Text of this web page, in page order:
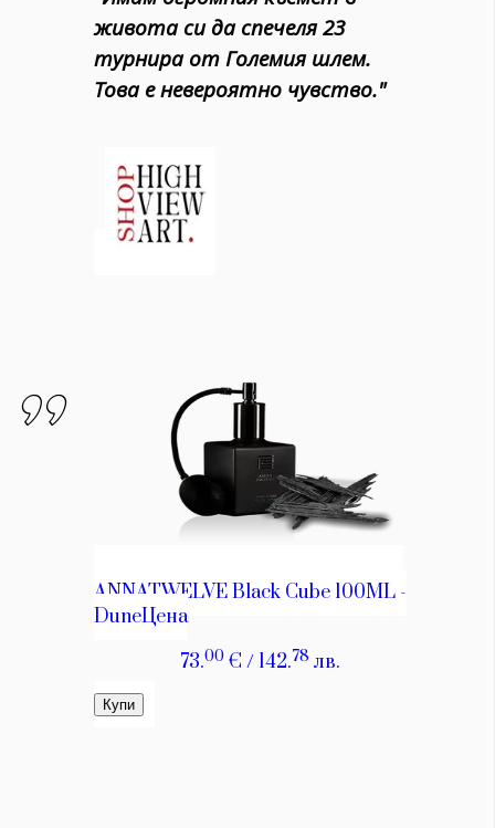
живота си да спечеля 23
турнира от Големия шлем.
Това е невероятно чувство."